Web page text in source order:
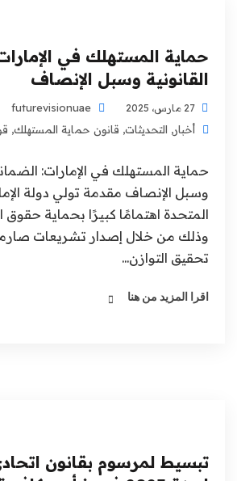
حماية المستهلك في
القانونية وسبل الإنصاف
أخبار, التحديثات, قانون حماية المستهلك,
حماية المستهلك في الإمارات:
وسبل الإنصاف مقدمة تولي دولة
المتحدة اهتمامًا كبيرًا بحماية حقوق
وذلك من خلال إصدار تشريعات
تحقيق التوازن...
اقرا المزيد من هنا